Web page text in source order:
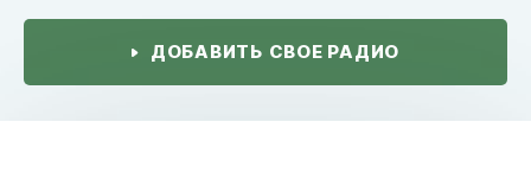
ДОБАВИТЬ СВОЕ РАДИО